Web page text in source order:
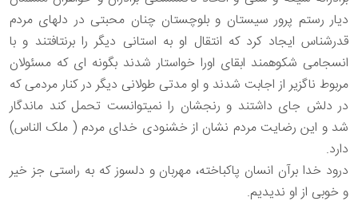
دیار رستم پرور سیستان و بلوچستان چنان محبتی در دلهای مردم
قدرشناس ایجاد کرد که انتقال او به استانی دیگر را برنتافتند و با
انسجامی شکوهمند ابقای اورا خواستار شدند بگونه ای که مسئولان
مربوط ناگزیر از اجابت شدند و او مدتی طولانی دیگر در کنار مردمی که
در دلش جای داشتند و رنجشان را نمیتوانست تحمل کند ماندگار
شد و این رضایت مردم نشان از خشنودی خدای مردم ( ملک الناس)
دارد.
درود خدا برآن انسان پاکباخته، مهربان و دلسوز که به راستی جز خیر
و خوبی از او ندیدیم.